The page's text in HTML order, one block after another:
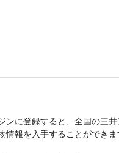
ンに登録すると、全国の三
情報を入手することができ